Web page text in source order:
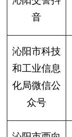
音
沁阳市科技
和工业信息
化局微信公
众号